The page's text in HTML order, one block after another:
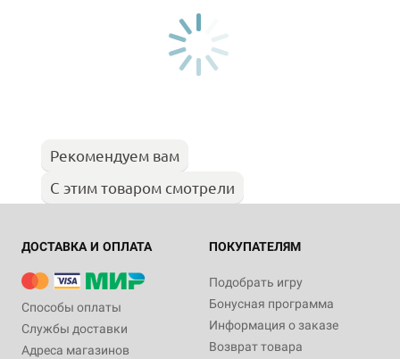
Рекомендуем вам
С этим товаром смотрели
ДОСТАВКА И ОПЛАТА
Способы оплаты
Службы доставки
Адреса магазинов
ПОКУПАТЕЛЯМ
Подобрать игру
Бонусная программа
Информация о заказе
Возврат товара